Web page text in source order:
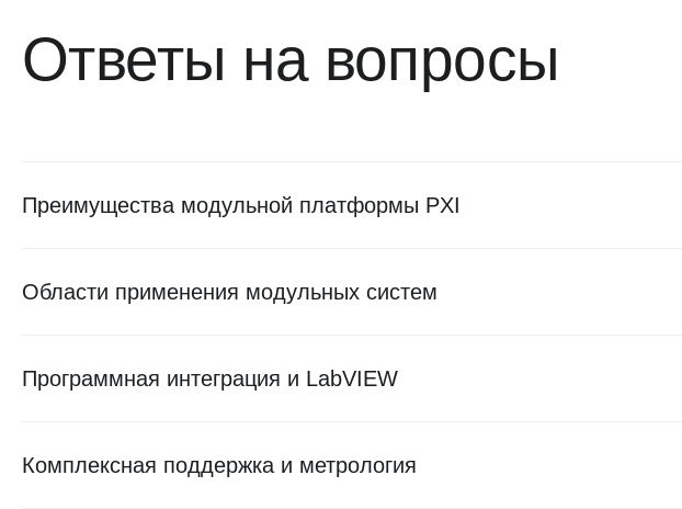
Ответы на вопросы
Преимущества модульной платформы PXI
Области применения модульных систем
Программная интеграция и LabVIEW
Комплексная поддержка и метрология